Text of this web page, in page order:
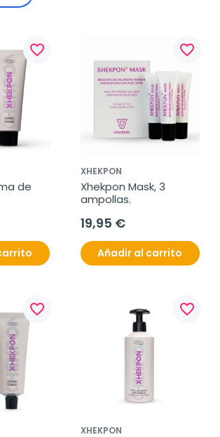
favorite_border
de
favorite_border
XHEKPON
Xhekpon Mask, 3
ampollas.
19,95 €
Añadir al carrito
favorite_border favorite_border
XHEKPON